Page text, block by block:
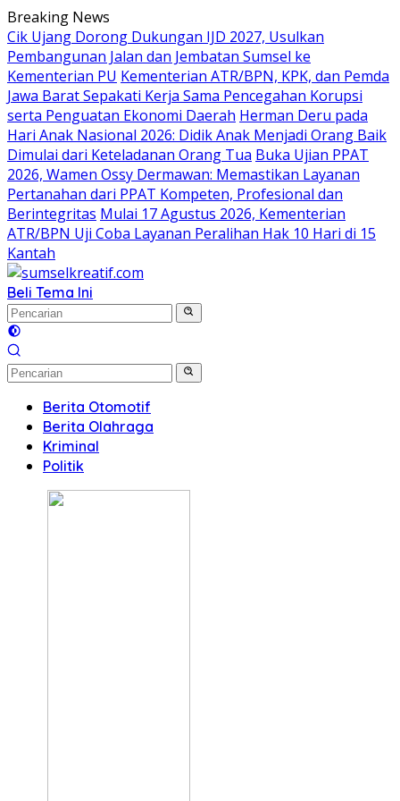
Langsung
ke
konten
Breaking News
Cik Ujang Dorong Dukungan IJD 2027, Usulkan
Pembangunan Jalan dan Jembatan Sumsel ke
Kementerian PU Kementerian ATR/BPN, KPK, dan Pemda
Jawa Barat Sepakati Kerja Sama Pencegahan Korupsi
serta Penguatan Ekonomi Daerah Herman Deru pada
Hari Anak Nasional 2026: Didik Anak Menjadi Orang Baik
Dimulai dari Keteladanan Orang Tua Buka Ujian PPAT
2026, Wamen Ossy Dermawan: Memastikan Layanan
Pertanahan dari PPAT Kompeten, Profesional dan
Berintegritas Mulai 17 Agustus 2026, Kementerian
ATR/BPN Uji Coba Layanan Peralihan Hak 10 Hari di 15
Kantah
Beli Tema Ini
Berita Otomotif
Berita Olahraga
Kriminal
Politik